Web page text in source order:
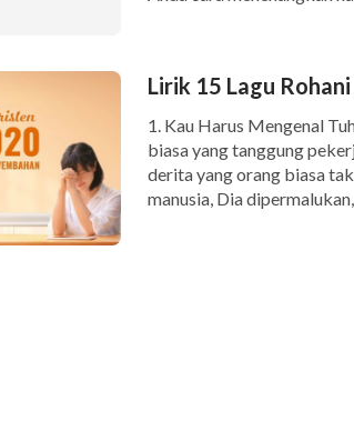
Lirik 15 Lagu
1. Kau Harus Mengenal
biasa yang tanggung
derita yang orang biasa
manusia, Dia